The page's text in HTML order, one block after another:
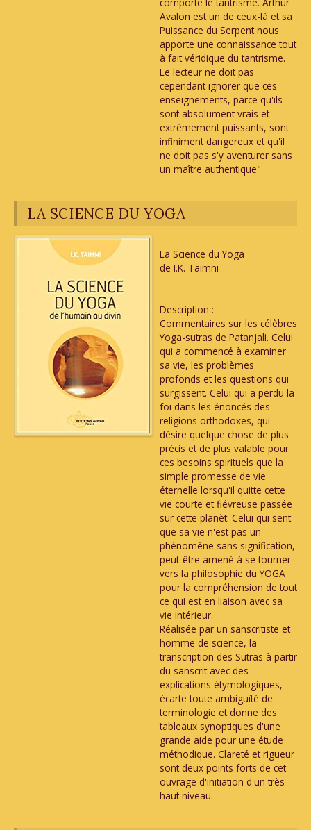
Avalon est un de ceux-là et sa
Puissance du Serpent nous
apporte une connaissance tout
à fait véridique du tantrisme.
Le lecteur ne doit pas
cependant ignorer que ces
enseignements, parce qu'ils
sont absolument vrais et
extrêmement puissants, sont
infiniment dangereux et qu'il
ne doit pas s'y aventurer sans
un maître authentique".
LA SCIENCE DU YOGA
La Science du Yoga
de I.K. Taimni
Description :
Commentaires sur les célèbres
Yoga-sutras de Patanjali. Celui
qui a commencé à examiner
sa vie, les problèmes
profonds et les questions qui
surgissent. Celui qui a perdu la
foi dans les énoncés des
religions orthodoxes, qui
désire quelque chose de plus
précis et de plus valable pour
ces besoins spirituels que la
simple promesse de vie
éternelle lorsqu'il quitte cette
vie courte et fiévreuse passée
sur cette planèt. Celui qui sent
que sa vie n'est pas un
phénomène sans signification,
peut-être amené à se tourner
vers la philosophie du YOGA
pour la compréhension de tout
ce qui est en liaison avec sa
vie intérieur.
Réalisée par un sanscritiste et
homme de science, la
transcription des Sutras à partir
du sanscrit avec des
explications étymologiques,
écarte toute ambiguïté de
terminologie et donne des
tableaux synoptiques d'une
grande aide pour une étude
méthodique. Clareté et rigueur
sont deux points forts de cet
ouvrage d'initiation d'un très
haut niveau.